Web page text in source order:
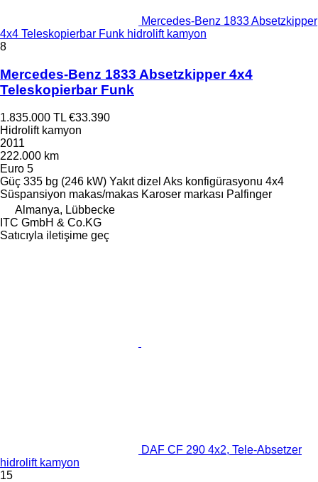
Mercedes-Benz 1833 Absetzkipper
4x4 Teleskopierbar Funk hidrolift kamyon
8
Mercedes-Benz 1833 Absetzkipper 4x4
Teleskopierbar Funk
1.835.000 TL €33.390
Hidrolift kamyon
2011
222.000 km
Euro 5
Güç 335 bg (246 kW) Yakıt dizel Aks konfigürasyonu 4x4
Süspansiyon makas/makas Karoser markası Palfinger
Almanya, Lübbecke
ITC GmbH & Co.KG
Satıcıyla iletişime geç
DAF CF 290 4x2, Tele-Absetzer
hidrolift kamyon
15